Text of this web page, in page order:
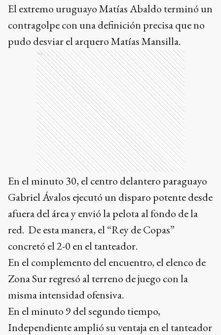
El extremo uruguayo Matías Abaldo terminó un
contragolpe con una definición precisa que no
pudo desviar el arquero Matías Mansilla.
Ads
En el minuto 30, el centro delantero paraguayo
Gabriel Ávalos ejecutó un disparo potente desde
afuera del área y envió la pelota al fondo de la
red. De esta manera, el “Rey de Copas”
concretó el 2-0 en el tanteador.
En el complemento del encuentro, el elenco de
Zona Sur regresó al terreno de juego con la
misma intensidad ofensiva.
En el minuto 9 del segundo tiempo,
Independiente amplió su ventaja en el tanteador